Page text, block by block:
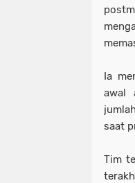
Ia
awal
saat
Tim